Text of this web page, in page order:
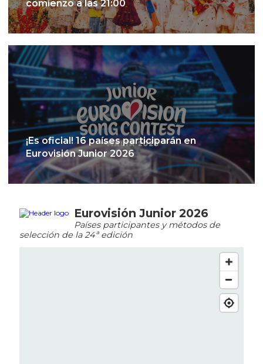
comienzo a las 21:00
¡Es oficial! 16 países participarán en
Eurovisión Junior 2026